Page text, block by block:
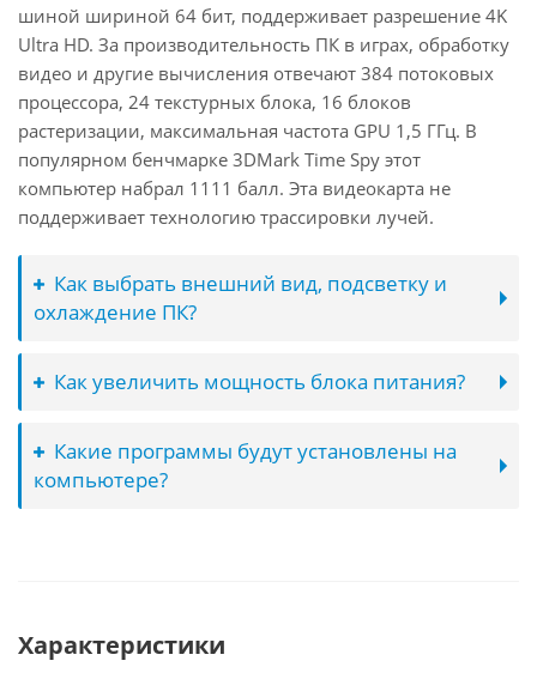
шиной шириной 64 бит, поддерживает разрешение 4K
Ultra HD. За производительность ПК в играх, обработку
видео и другие вычисления отвечают 384 потоковых
процессора, 24 текстурных блока, 16 блоков
растеризации, максимальная частота GPU 1,5 ГГц. В
популярном бенчмарке 3DMark Time Spy этот
компьютер набрал 1111 балл. Эта видеокарта не
поддерживает технологию трассировки лучей.
Как выбрать внешний вид, подсветку и
охлаждение ПК?
Как увеличить мощность блока питания?
Какие программы будут установлены на
компьютере?
Характеристики